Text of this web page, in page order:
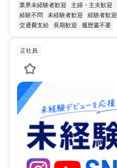
業界未経験者歓迎 主婦・主夫歓迎
経験不問
未経験者歓迎 経験者歓迎
交通費支給
長期歓迎 履歴書不要
正社員